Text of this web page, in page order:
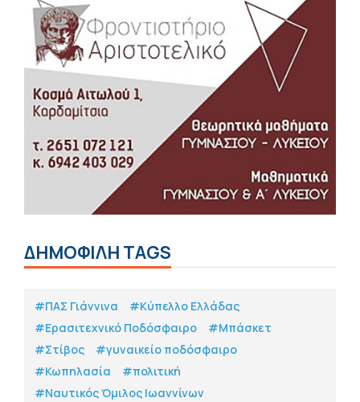
ΔΗΜΟΦΙΛΗ TAGS
#ΠΑΣ Γιάννινα
#Κύπελλο Ελλάδας
#Eρασιτεχνικό Ποδόσφαιρο
#Μπάσκετ
#Στίβος
#γυναικείο ποδόσφαιρο
#Κωπηλασία
#πολιτική
#Ναυτικός Όμιλος Ιωαννίνων